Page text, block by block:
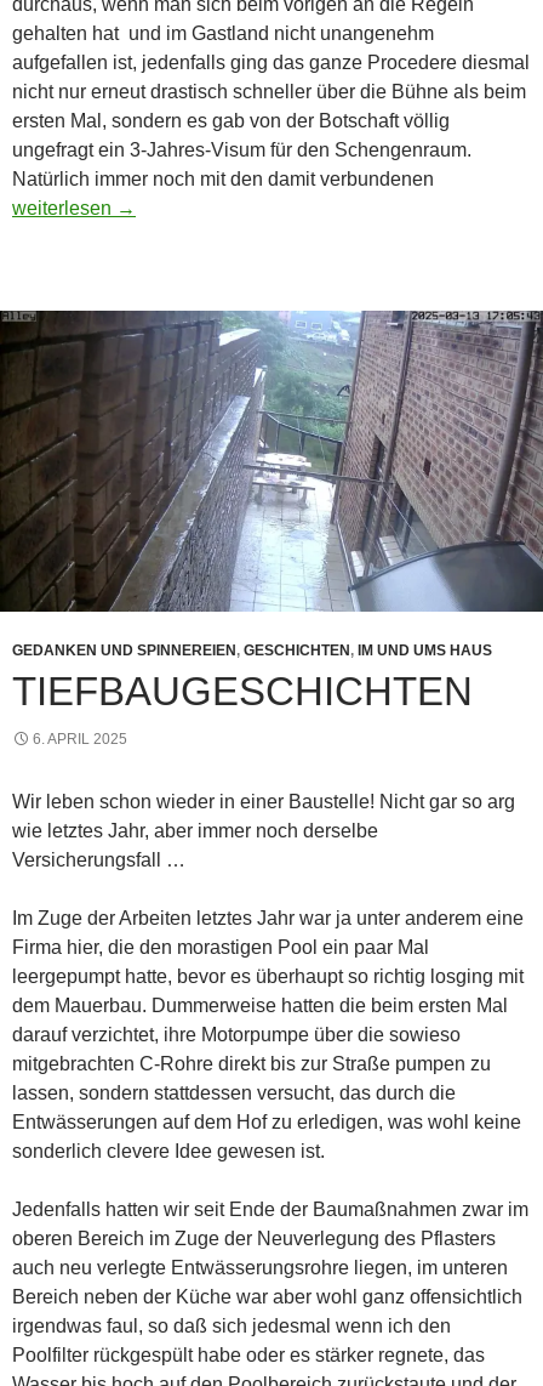
durchaus, wenn man sich beim vorigen an die Regeln
gehalten hat und im Gastland nicht unangenehm
aufgefallen ist, jedenfalls ging das ganze Procedere diesmal
nicht nur erneut drastisch schneller über die Bühne als beim
ersten Mal, sondern es gab von der Botschaft völlig
ungefragt ein 3-Jahres-Visum für den Schengenraum.
Natürlich immer noch mit den damit verbundenen
Stippvisite
weiterlesen →
GEDANKEN UND SPINNEREIEN , GESCHICHTEN , IM UND UMS HAUS
TIEFBAUGESCHICHTEN
6. APRIL 2025
Wir leben schon wieder in einer Baustelle! Nicht gar so arg
wie letztes Jahr, aber immer noch derselbe
Versicherungsfall …
Im Zuge der Arbeiten letztes Jahr war ja unter anderem eine
Firma hier, die den morastigen Pool ein paar Mal
leergepumpt hatte, bevor es überhaupt so richtig losging mit
dem Mauerbau. Dummerweise hatten die beim ersten Mal
darauf verzichtet, ihre Motorpumpe über die sowieso
mitgebrachten C-Rohre direkt bis zur Straße pumpen zu
lassen, sondern stattdessen versucht, das durch die
Entwässerungen auf dem Hof zu erledigen, was wohl keine
sonderlich clevere Idee gewesen ist.
Jedenfalls hatten wir seit Ende der Baumaßnahmen zwar im
oberen Bereich im Zuge der Neuverlegung des Pflasters
auch neu verlegte Entwässerungsrohre liegen, im unteren
Bereich neben der Küche war aber wohl ganz offensichtlich
irgendwas faul, so daß sich jedesmal wenn ich den
Poolfilter rückgespült habe oder es stärker regnete, das